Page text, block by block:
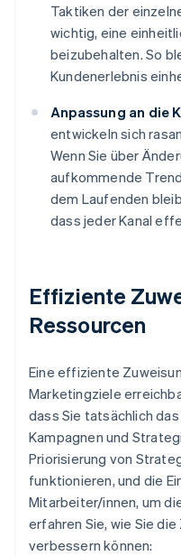
Taktiken der
wichtig, eine
beizubehalten. So
Kundenerlebnis
Anpassung an die
entwickeln sich
Wenn Sie über
aufkommende
dem Laufenden
dass jeder Kanal
Effiziente
Ressourcen
Eine effiziente
Marketingziele
dass Sie tatsächlich
Kampagnen und
Priorisierung von
funktionieren, und die
Mitarbeiter/innen, um
erfahren Sie, wie Sie
verbessern können: